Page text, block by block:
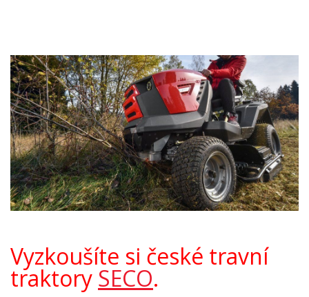
Vyzkoušíte si české travní
traktory SECO.